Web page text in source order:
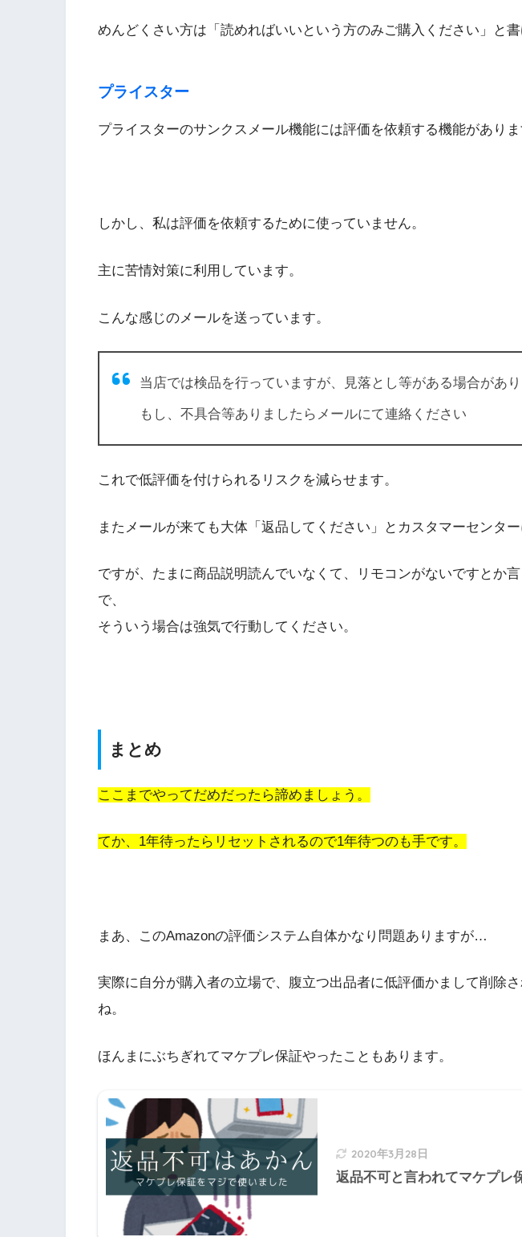
めんどくさい方は「読めればいいという方のみご購入ください」と書
プライスター
プライスターのサンクスメール機能には評価を依頼する機能がありま
しかし、私は評価を依頼するために使っていません。
主に苦情対策に利用しています。
こんな感じのメールを送っています。
当店では検品を行っていますが、見落とし等がある場合があり
もし、不具合等ありましたらメールにて連絡ください
これで低評価を付けられるリスクを減らせます。
またメールが来ても大体「返品してください」とカスタマーセンター
ですが、たまに商品説明読んでいなくて、リモコンがないですとか
で、
そういう場合は強気で行動してください。
まとめ
ここまでやってだめだったら諦めましょう。
てか、1年待ったらリセットされるので1年待つのも手です。
まあ、このAmazonの評価システム自体かなり問題ありますが…
実際に自分が購入者の立場で、腹立つ出品者に低評価かまして削除
ね。
ほんまにぶちぎれてマケプレ保証やったこともあります。
2020年3月28日
返品不可と言われてマケプレ